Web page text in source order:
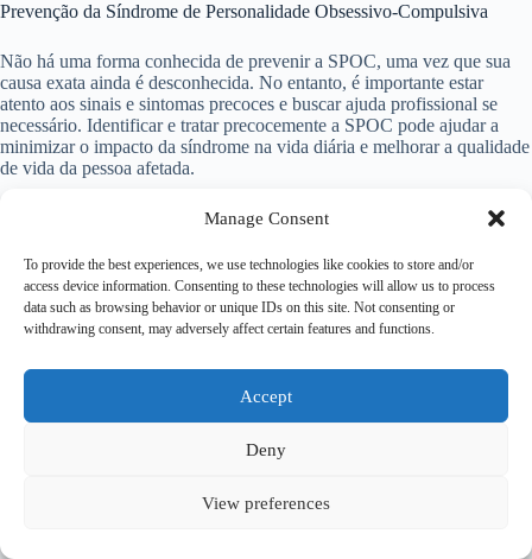
Manage Consent
To provide the best experiences, we use technologies like cookies to store and/or
access device information. Consenting to these technologies will allow us to process
data such as browsing behavior or unique IDs on this site. Not consenting or
withdrawing consent, may adversely affect certain features and functions.
Accept
Deny
View preferences
Prevenção da Síndrome de Personalidade Obsessivo-Compulsiva
Não há uma forma conhecida de prevenir a SPOC, uma vez que sua
causa exata ainda é desconhecida. No entanto, é importante estar
atento aos sinais e sintomas precoces e buscar ajuda profissional se
necessário. Identificar e tratar precocemente a SPOC pode ajudar a
minimizar o impacto da síndrome na vida diária e melhorar a qualidade
de vida da pessoa afetada.
A Síndrome de Personalidade Obsessivo-Compulsiva é um transtorno
mental que afeta a forma como uma pessoa pensa, sente e age. Os
indivíduos com SPOC tendem a ser extremamente perfeccionistas,
organizados e rígidos em relação a regras e rotinas. Os sintomas da
significativamente na vida diária. O diagnóstico e tratamento
adequados são essenciais para ajudar as pessoas com SPOC a lidar
com os sintomas e melhorar sua qualidade de vida.
Web